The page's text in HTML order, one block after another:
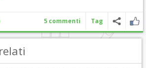
5 commenti Tag